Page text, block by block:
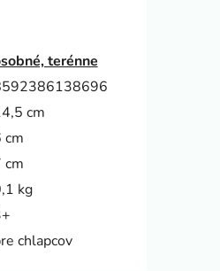
terénne
cm
cm
cm
kg
chlapcov